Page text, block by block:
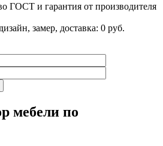
ГОСТ и гарантия от производителя
замер, доставка: 0 руб.
мебели по